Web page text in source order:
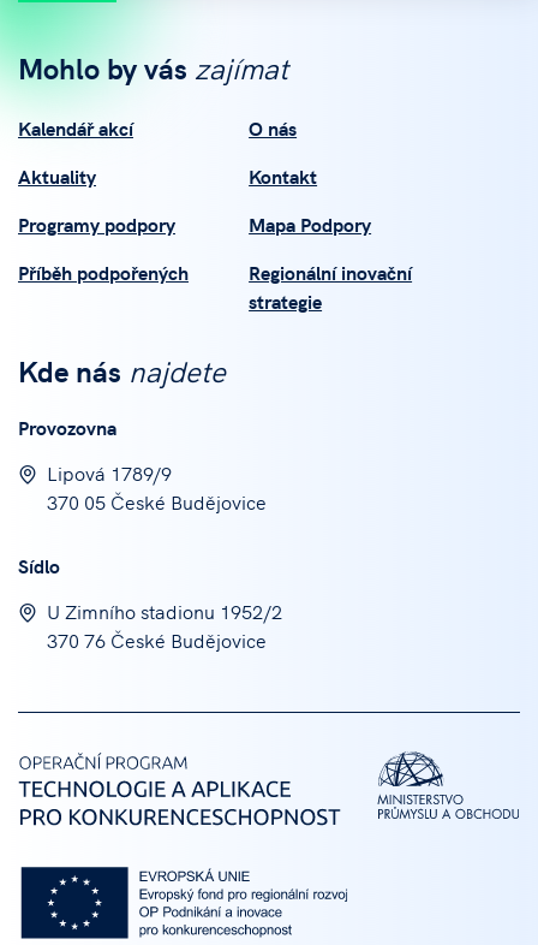
Mohlo by vás zajímat
Kalendář akcí
Aktuality
Programy podpory
Příběh podpořených
O nás
Kontakt
Mapa Podpory
Regionální inovační
strategie
Kde nás najdete
Provozovna
Lipová 1789/9
370 05 České Budějovice
Sídlo
U Zimního stadionu 1952/2
370 76 České Budějovice